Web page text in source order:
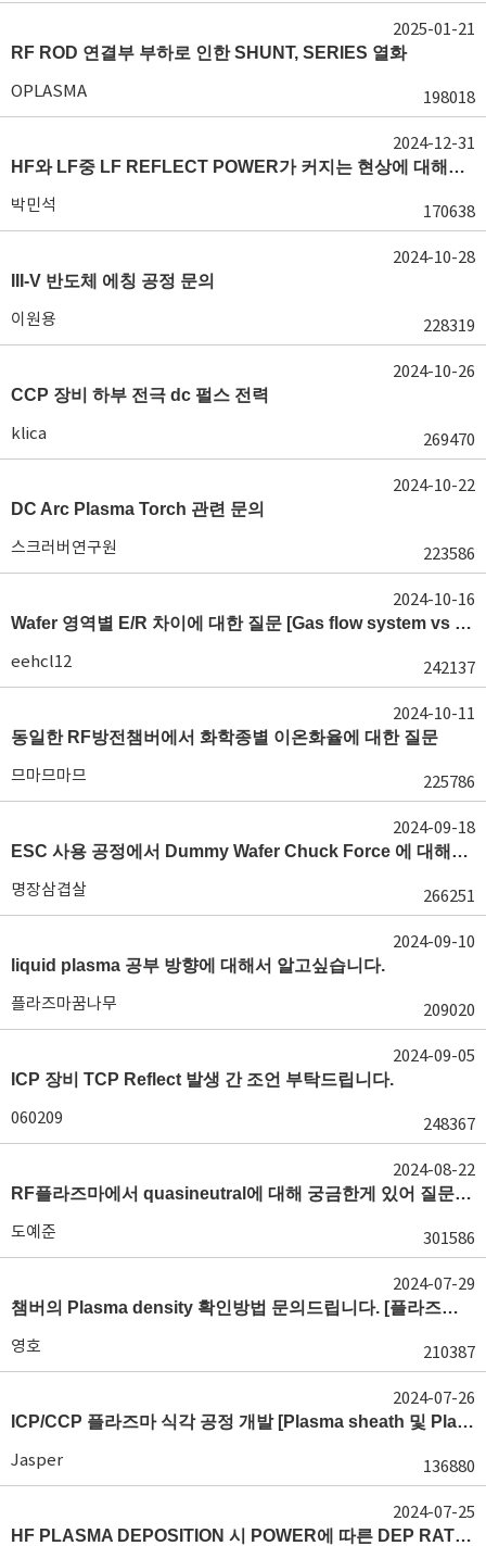
RF ROD 연결부 부하로 인한 SHUNT, SERIES 열화
OPLASMA 198018
2025-01-21
HF와 LF중 LF REFLECT POWER가 커지는 현상에 대해서 도움이 필요합니다.
박민석 170638
2024-12-31
III-V 반도체 에칭 공정 문의
이원용 228319
2024-10-28
CCP 장비 하부 전극 dc 펄스 전력
klica 269470
2024-10-26
DC Arc Plasma Torch 관련 문의
스크러버연구원 223586
2024-10-22
Wafer 영역별 E/R 차이에 대한 질문 [Gas flow system vs E/R]
eehcl12 242137
2024-10-16
동일한 RF방전챔버에서 화학종별 이온화율에 대한 질문
므마므마므 225786
2024-10-11
ESC 사용 공정에서 Dummy Wafer Chuck Force 에 대해서 궁급합니다
명장삼겹살 266251
2024-09-18
liquid plasma 공부 방향에 대해서 알고싶습니다.
플라즈마꿈나무 209020
2024-09-10
ICP 장비 TCP Reflect 발생 간 조언 부탁드립니다.
060209 248367
2024-09-05
RF플라즈마에서 quasineutral에 대해 궁금한게 있어 질문글 올립니다.[quasineutral]
도예준 301586
2024-08-22
챔버의 Plasma density 확인방법 문의드립니다. [플라즈마 모니터링, OES, LP]
영호 210387
2024-07-29
ICP/CCP 플라즈마 식각 공정 개발 [Plasma sheath 및 Plasma generation]
Jasper 136880
2024-07-26
HF PLASMA DEPOSITION 시 POWER에 따른 DEP RATE 변화 [장비 플라즈마, Rate constant]
2024-07-25